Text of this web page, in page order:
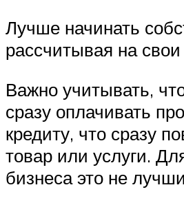
Лучше начинать
рассчитывая на
Важно учитывать,
сразу оплачивать
кредиту, что сразу
товар или услуги.
бизнеса это не